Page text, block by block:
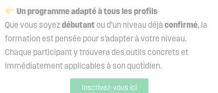
Un programme adapté à tous les profils
Que vous soyez débutant ou d’un niveau déjà confirmé, la
formation est pensée pour s’adapter à votre niveau.
Chaque participant y trouvera des outils concrets et
immédiatement applicables à son quotidien.
Inscrivez-vous ici